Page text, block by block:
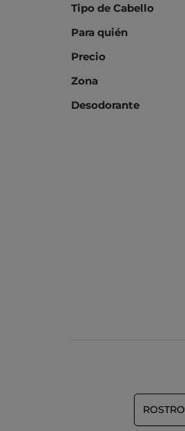
Tipo de Cabello
Para quién
Precio
Zona
Desodorante
ROSTRO